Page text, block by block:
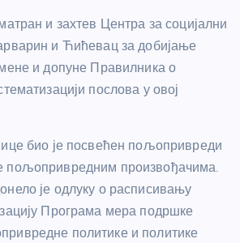
и захтев Центра за социјални
и Ћићевац за добијање
и допуне Правилника о
послова у овој
био је посвећен пољопривреди
пољопривредним произвођачима.
је одлуку о расписивању
Програма мера подршке
политике и политике